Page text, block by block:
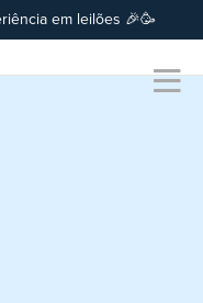
em leilões 🎉🥳